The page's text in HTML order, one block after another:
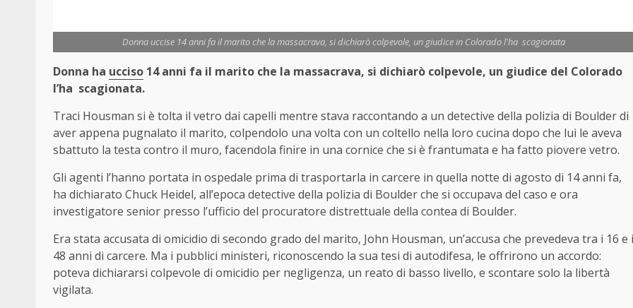
Donna uccise 14 anni fa il marito che la massacrava, si dichiarò colpevole, un giudice in Colorado l'ha scagionata
Donna ha ucciso 14 anni fa il marito che la massacrava, si dichiarò colpevole, un giudice del Colorado
l’ha scagionata.
Traci Housman si è tolta il vetro dai capelli mentre stava raccontando a un detective della polizia di Boulder di
aver appena pugnalato il marito, colpendolo una volta con un coltello nella loro cucina dopo che lui le aveva
sbattuto la testa contro il muro, facendola finire in una cornice che si è frantumata e ha fatto piovere vetro.
Gli agenti l’hanno portata in ospedale prima di trasportarla in carcere in quella notte di agosto di 14 anni fa,
ha dichiarato Chuck Heidel, all’epoca detective della polizia di Boulder che si occupava del caso e ora
investigatore senior presso l’ufficio del procuratore distrettuale della contea di Boulder.
Era stata accusata di omicidio di secondo grado del marito, John Housman, un’accusa che prevedeva tra i 16 e i
48 anni di carcere. Ma i pubblici ministeri, riconoscendo la sua tesi di autodifesa, le offrirono un accordo:
poteva dichiararsi colpevole di omicidio per negligenza, un reato di basso livello, e scontare solo la libertà
vigilata.